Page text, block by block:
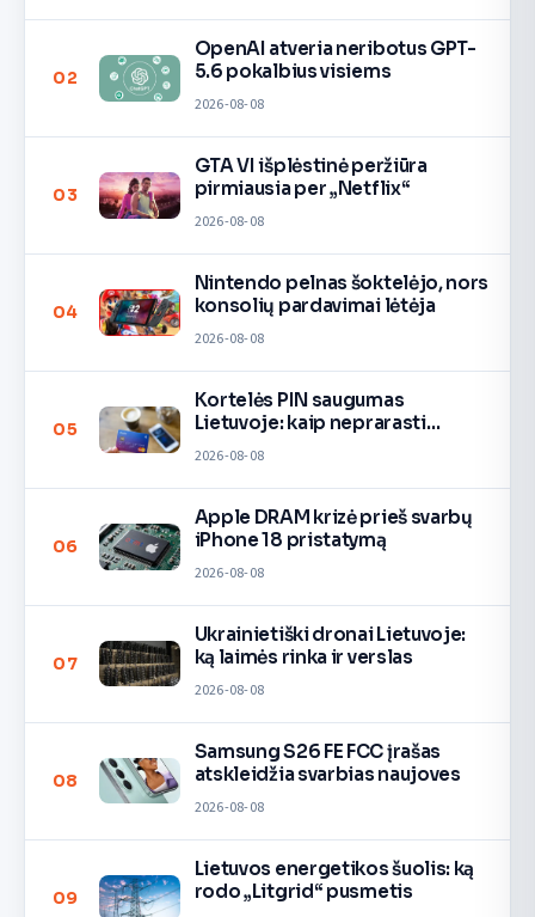
02
OpenAI atveria neribotus GPT-
5.6 pokalbius visiems
2026-08-08
03
GTA VI išplėstinė peržiūra
pirmiausia per „Netflix“
2026-08-08
04
Nintendo pelnas šoktelėjo, nors
konsolių pardavimai lėtėja
2026-08-08
05
Kortelės PIN saugumas
Lietuvoje: kaip neprarasti
2026-08-08
06
Apple DRAM krizė prieš svarbų
iPhone 18 pristatymą
2026-08-08
07
Ukrainietiški dronai Lietuvoje:
ką laimės rinka ir verslas
2026-08-08
08
Samsung S26 FE FCC įrašas
atskleidžia svarbias naujoves
2026-08-08
09
Lietuvos energetikos šuolis: ką
rodo „Litgrid“ pusmetis